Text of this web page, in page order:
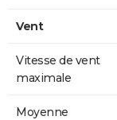
Vent
Vitesse de vent
maximale
Moyenne